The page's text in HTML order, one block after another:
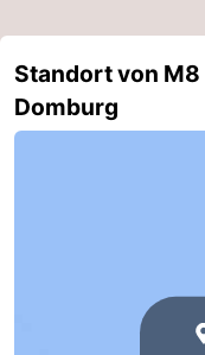
Standort von
Domburg